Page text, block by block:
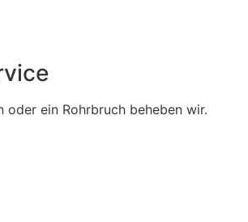
oder ein Rohrbruch beheben wir.